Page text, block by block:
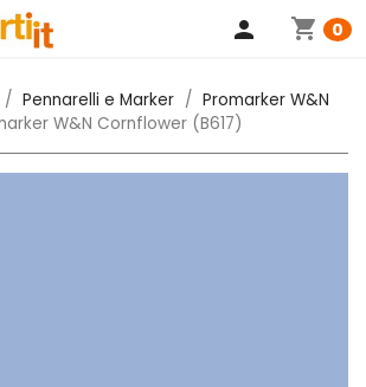
shopping_cart 0
person
Pennarelli e Marker
Promarker W&N
W&N Cornflower (B617)